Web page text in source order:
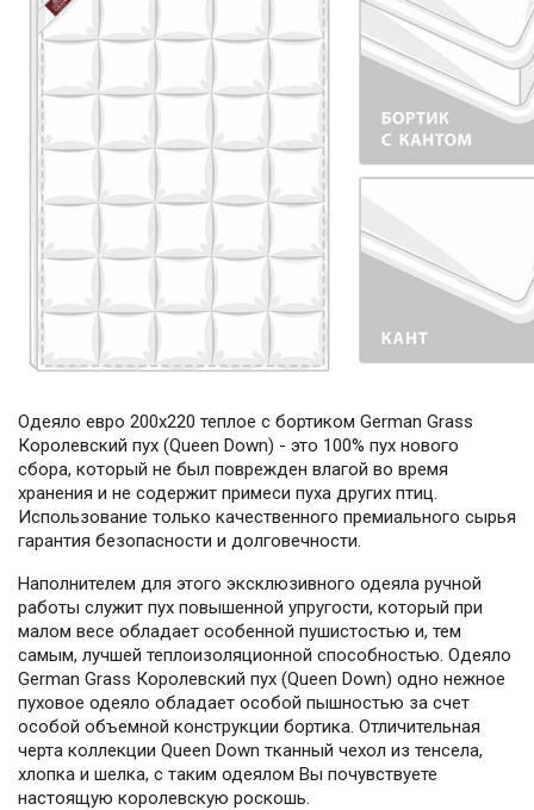
Одеяло евро 200х220 теплое с бортиком German Grass
Королевский пух (Queen Down) - это 100% пух нового
сбора, который не был поврежден влагой во время
хранения и не содержит примеси пуха других птиц.
Использование только качественного премиального сырья
гарантия безопасности и долговечности.
Наполнителем для этого эксклюзивного одеяла ручной
работы служит пух повышенной упругости, который при
малом весе обладает особенной пушистостью и, тем
самым, лучшей теплоизоляционной способностью. Одеяло
German Grass Королевский пух (Queen Down) одно нежное
пуховое одеяло обладает особой пышностью за счет
особой объемной конструкции бортика. Отличительная
черта коллекции Queen Down тканный чехол из тенсела,
хлопка и шелка, с таким одеялом Вы почувствуете
настоящую королевскую роскошь.